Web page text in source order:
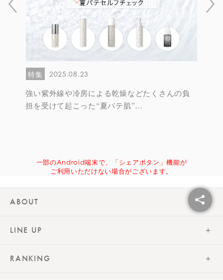
特集 2025.08.23
強い紫外線や冷房による乾燥などたくさんの負
担を受けて起こった“夏バテ肌”
一部のAndroid端末で、「シェアボタン」機能が
ご利用いただけない場合がございます。
ABOUT
LINE UP
RANKING